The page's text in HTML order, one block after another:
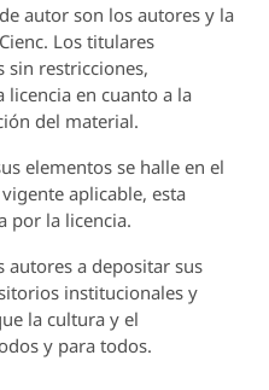
autor son los autores y la
Los titulares
sin restricciones,
en cuanto a la
del material.
elementos se halle en el
aplicable, esta
por la licencia.
a depositar sus
institucionales y
la cultura y el
y para todos.